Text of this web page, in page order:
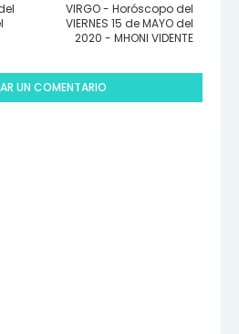
VIRGO - Horóscopo del
VIERNES 15 de MAYO del
2020 - MHONI VIDENTE
UN COMENTARIO